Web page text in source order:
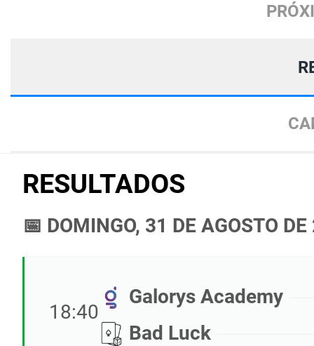
RESULTADOS
📅 DOMINGO, 31 DE AGOSTO
18:40
Galorys Academy
Bad Luck